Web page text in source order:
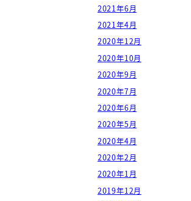
2021年6月
2021年4月
2020年12月
2020年10月
2020年9月
2020年7月
2020年6月
2020年5月
2020年4月
2020年2月
2020年1月
2019年12月